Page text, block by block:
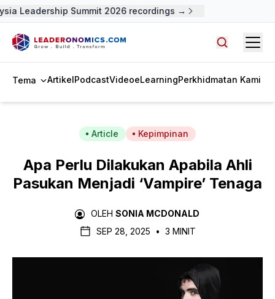
Leadership Summit 2026 recordings →
Tema ArtikelPodcastVideoeLearningPerkhidmatan Kami
Article Kepimpinan
Apa Perlu Dilakukan Apabila Ahli
Pasukan Menjadi ‘Vampire’ Tenaga
OLEH SONIA MCDONALD
SEP 28, 2025
• 3 MINIT